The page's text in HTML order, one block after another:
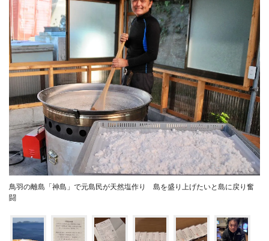
鳥羽の離島「神島」で元島民が天然塩作り 島を盛り上げたいと島に戻り奮
闘